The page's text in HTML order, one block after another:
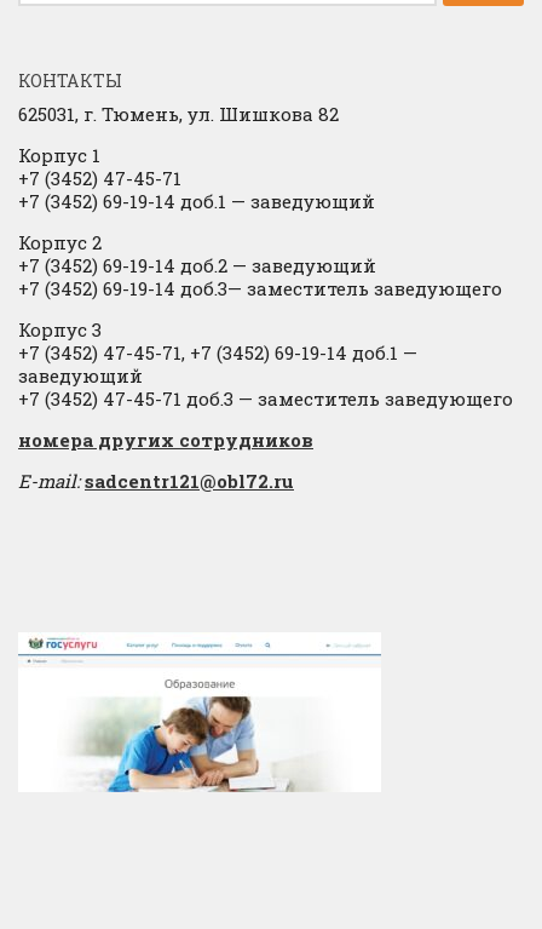
КОНТАКТЫ
625031, г. Тюмень, ул. Шишкова 82
Корпус 1
+7 (3452) 47-45-71
+7 (3452) 69-19-14 доб.1 — заведующий
Корпус 2
+7 (3452) 69-19-14 доб.2 — заведующий
+7 (3452) 69-19-14 доб.3— заместитель заведующего
Корпус 3
+7 (3452) 47-45-71, +7 (3452) 69-19-14 доб.1 —
заведующий
+7 (3452) 47-45-71 доб.3 — заместитель заведующего
​номера других сотрудников
E-mail: sadcentr121@obl72.ru